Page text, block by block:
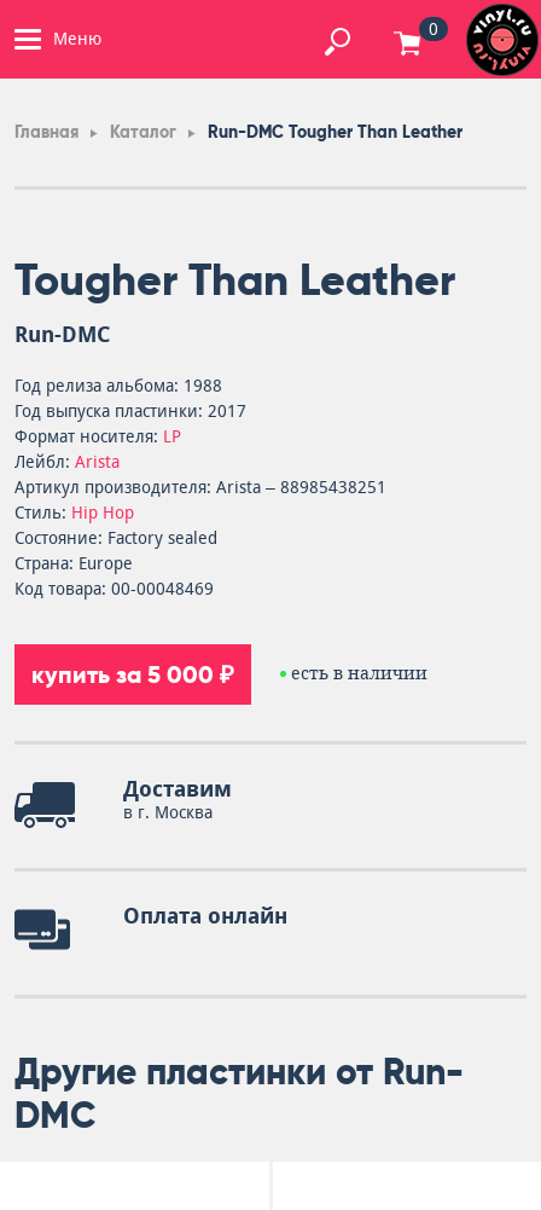
Меню 0
Главная Каталог Run-DMC Tougher Than Leather
Tougher Than Leather
Run-DMC
Год релиза альбома: 1988
Год выпуска пластинки: 2017
Формат носителя: LP
Лейбл: Arista
Артикул производителя: Arista – 88985438251
Стиль: Hip Hop
Состояние: Factory sealed
Страна: Europe
Код товара: 00-00048469
купить за 5 000 ₽ есть в наличии
Доставим
в г. Москва
Оплата онлайн
Другие пластинки от Run-
DMC